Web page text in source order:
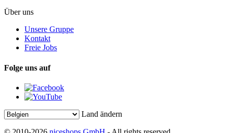
Über uns
Unsere Gruppe
Kontakt
Freie Jobs
Folge uns auf
Land ändern